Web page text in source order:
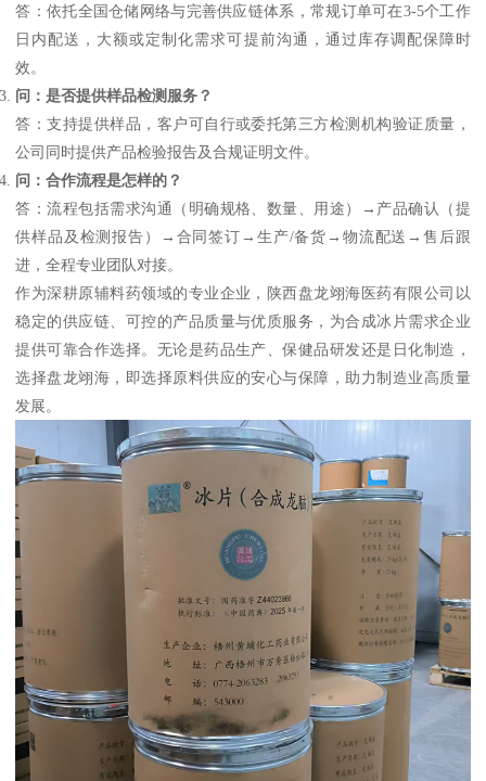
答：依托全国仓储网络与完善供应链体系，常规订单可在3-5个工作
日内配送，大额或定制化需求可提前沟通，通过库存调配保障时
效。
问：是否提供样品检测服务？
答：支持提供样品，客户可自行或委托第三方检测机构验证质量，
公司同时提供产品检验报告及合规证明文件。
问：合作流程是怎样的？
答：流程包括需求沟通（明确规格、数量、用途）→产品确认（提
供样品及检测报告）→合同签订→生产/备货→物流配送→售后跟
进，全程专业团队对接。
作为深耕原辅料药领域的专业企业，陕西盘龙翊海医药有限公司以
稳定的供应链、可控的产品质量与优质服务，为合成冰片需求企业
提供可靠合作选择。无论是药品生产、保健品研发还是日化制造，
选择盘龙翊海，即选择原料供应的安心与保障，助力制造业高质量
发展。